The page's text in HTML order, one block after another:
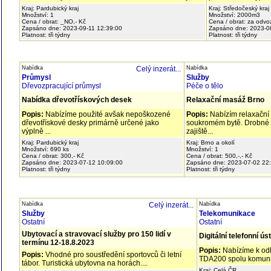
Kraj: Pardubický kraj
Množství: 1
Cena / obrat: _NO,- Kč
Zapsáno dne: 2023-09-11 12:39:00
Platnost: tři týdny
Kraj: Středočeský kraj
Množství: 2000m3
Cena / obrat: za
Zapsáno dne: 2023-
Platnost: tři týdny
Nabídka
Celý inzerát...
Průmysl
Dřevozpracující průmysl
Nabídka dřevotřískových desek
Popis: Nabízíme použité avšak nepoškozené
dřevotřískové desky primárně určené jako
výplně ...
Kraj: Pardubický kraj
Množství: 690 ks
Cena / obrat: 300,- Kč
Zapsáno dne: 2023-07-12 10:09:00
Platnost: tři týdny
Nabídka
Služby
Péče o tělo
Relaxační masáž Brno
Popis: Nabízím
soukromém bytě.
zajiště...
Kraj: Brno a okolí
Množství: 1
Cena / obrat: 500,-,- Kč
Zapsáno dne: 2023-07-02
Platnost: tři týdny
Nabídka
Celý inzerát...
Služby
Ostatní
Ubytovací a stravovací služby pro 150 lidí v
termínu 12-18.8.2023
Popis: Vhodné pro soustředění sportovců či letní
tábor. Turistická ubytovna na horách....
Nabídka
Telekomunikace
Ostatní
Digitální telefonní
Popis: Nabízíme k
TDA200 spolu